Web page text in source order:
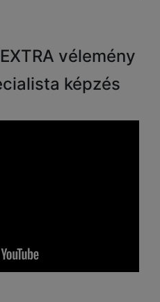
vélemény
képzés